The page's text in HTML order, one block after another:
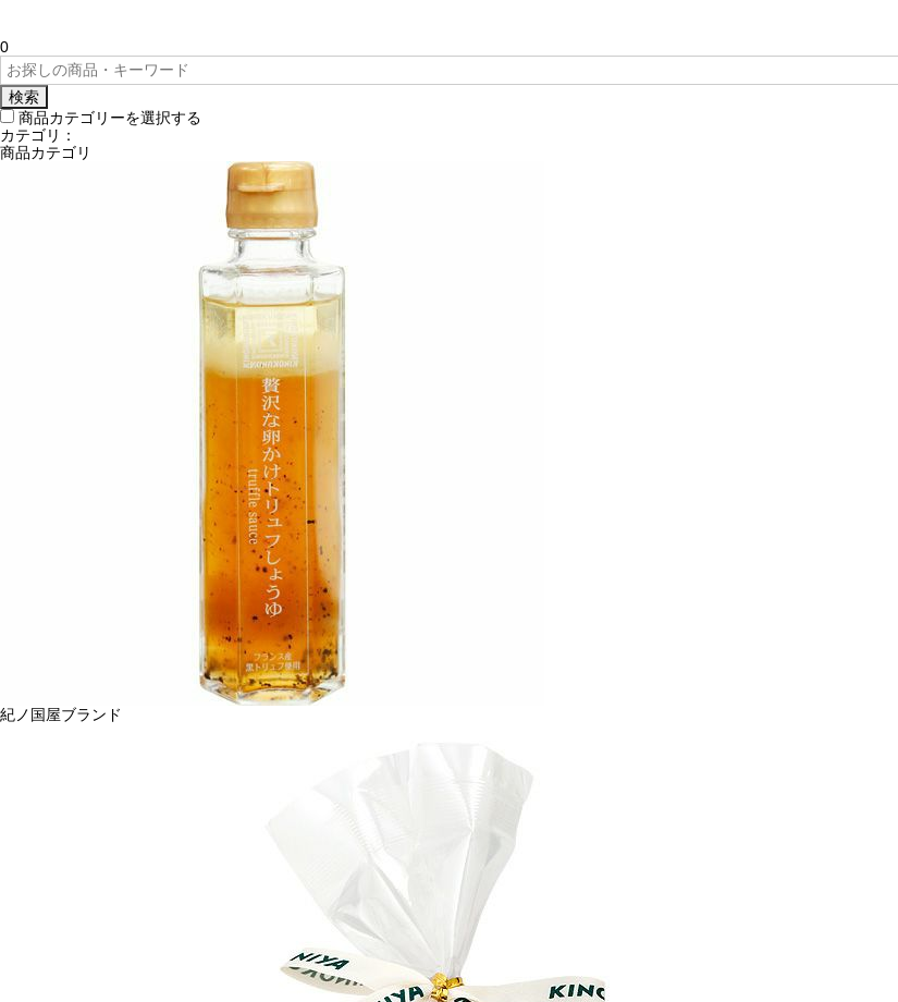
0
検索
商品カテゴリーを選択する
カテゴリ：
商品カテゴリ
紀ノ国屋ブランド